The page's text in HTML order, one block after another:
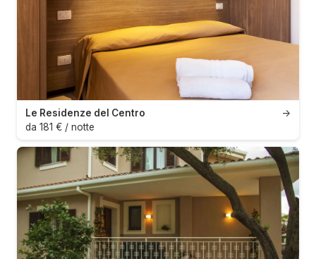
→
Le Residenze del Centro
da 181 € / notte